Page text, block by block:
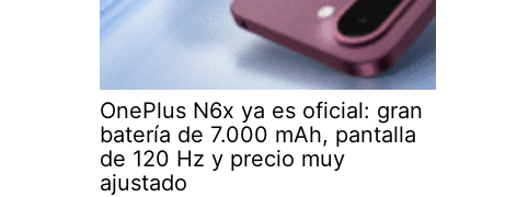
OnePlus N6x ya es oficial: gran
batería de 7.000 mAh, pantalla
de 120 Hz y precio muy
ajustado